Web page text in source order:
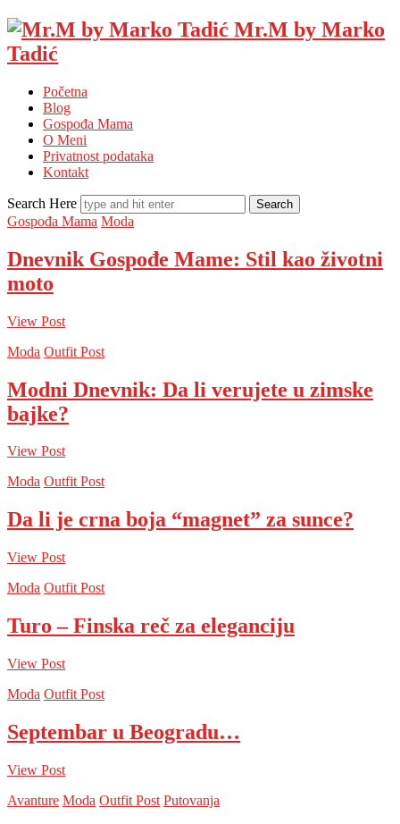
Mr.M by Marko
Tadić
Početna
Blog
Gospođa Mama
O Meni
Privatnost podataka
Kontakt
Search Here
Gospođa Mama Moda
Dnevnik Gospođe Mame: Stil kao životni
moto
View Post
Moda Outfit Post
Modni Dnevnik: Da li verujete u zimske
bajke?
View Post
Moda Outfit Post
Da li je crna boja “magnet” za sunce?
View Post
Moda Outfit Post
Turo – Finska reč za eleganciju
View Post
Moda Outfit Post
Septembar u Beogradu…
View Post
Avanture Moda Outfit Post Putovanja